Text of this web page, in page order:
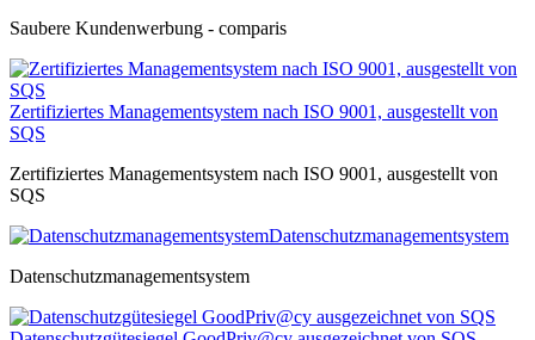
Saubere Kundenwerbung - comparis
Zertifiziertes Managementsystem nach ISO 9001, ausgestellt von
SQS
Zertifiziertes Managementsystem nach ISO 9001, ausgestellt von
SQS
Datenschutzmanagementsystem
Datenschutzmanagementsystem